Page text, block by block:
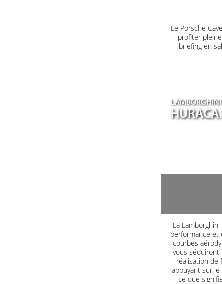
Le Porsche
profiter
briefing en
LAMBORGHINI
La
performance et
courbes
vous
réalisation de
appuyant sur le
ce que